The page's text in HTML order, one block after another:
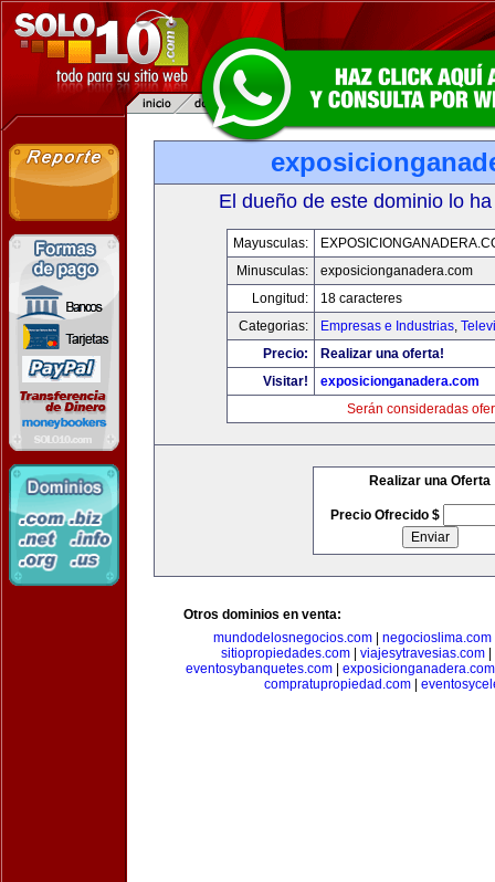
El dueño de este dominio lo
Mayusculas:
Minusculas:
exposicionganadera.com
Longitud:
18 caracteres
Categorias:
Empresas e Industrias,
Precio:
Realizar una oferta!
Visitar!
exposicionganadera.com
Serán consideradas
Realizar una Oferta
Precio Ofrecido $
Otros dominios en venta:
mundodelosnegocios.com| negocioslima.com
sitiopropiedades.com| viajesytravesias.com|
eventosybanquetes.com| exposicionganadera.com
compratupropiedad.com